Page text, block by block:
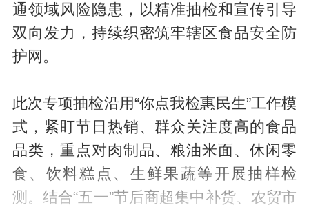
通领域风险隐患，以精准抽检和宣传引导
双向发力，持续织密筑牢辖区食品安全防
护网。
此次专项抽检沿用“你点我检惠民生”工作模
式，紧盯节日热销、群众关注度高的食品
品类，重点对肉制品、粮油米面、休闲零
食、饮料糕点、生鲜果蔬等开展抽样检
测。结合“五一”节后商超集中补货、农贸市